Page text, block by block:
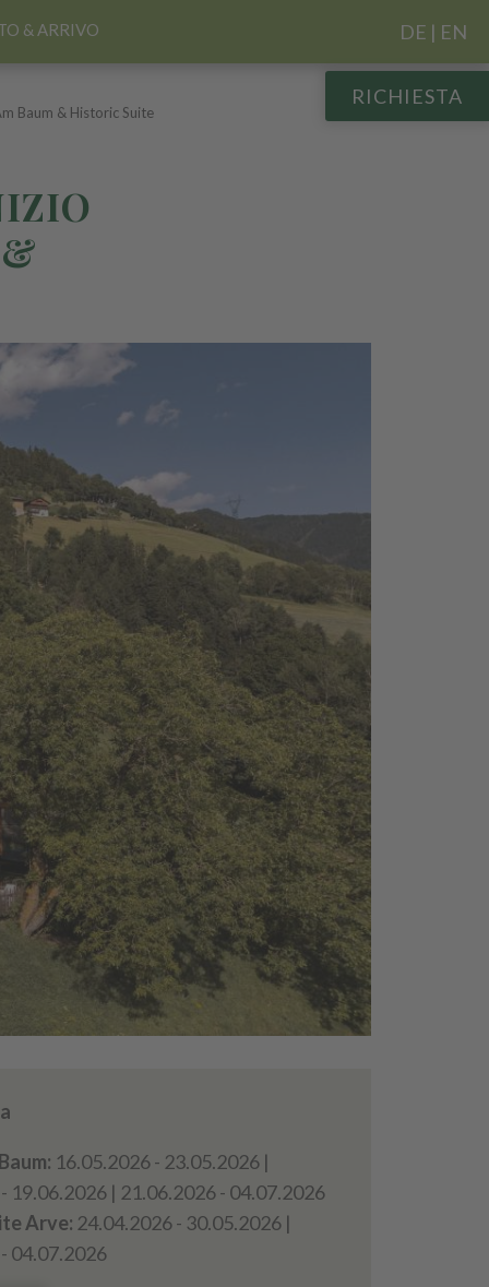
DE | EN
& ARRIVO
RICHIESTA
Baum & Historic Suite
16.05.2026 - 23.05.2026 |
19.06.2026 | 21.06.2026 - 04.07.2026
Arve: 24.04.2026 - 30.05.2026 |
04.07.2026